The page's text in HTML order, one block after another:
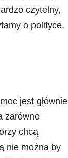
czytelny,
o polityce,
jest głównie
zarówno
chcą
nie można by